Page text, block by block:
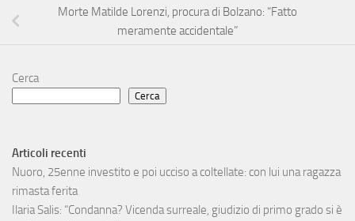
Morte Matilde Lorenzi, procura di Bolzano: “Fatto
meramente accidentale”
Cerca
Cerca
Articoli recenti
Nuoro, 25enne investito e poi ucciso a coltellate: con lui una ragazza
rimasta ferita
Ilaria Salis: “Condanna? Vicenda surreale, giudizio di primo grado si è